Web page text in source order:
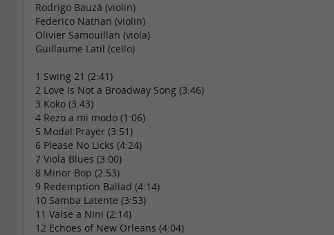
Rodrigo Bauzá (violin)
Federico Nathan (violin)
Olivier Samouillan (viola)
Guillaume Latil (cello)
1 Swing 21 (2:41)
2 Love Is Not a Broadway Song (3:46)
3 Koko (3:43)
4 Rezo a mi modo (1:06)
5 Modal Prayer (3:51)
6 Please No Licks (4:24)
7 Viola Blues (3:00)
8 Minor Bop (2:53)
9 Redemption Ballad (4:14)
10 Samba Latente (3:53)
11 Valse a Nini (2:14)
12 Echoes of New Orleans (4:04)